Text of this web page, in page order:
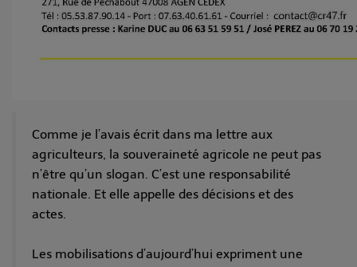
Comme je l’avais écrit dans ma lettre aux
agriculteurs, la souveraineté agricole ne peut pas
n’être qu’un slogan. C’est une responsabilité
nationale. Et elle appelle des décisions et des
actes.
Les mobilisations d’aujourd’hui expriment une